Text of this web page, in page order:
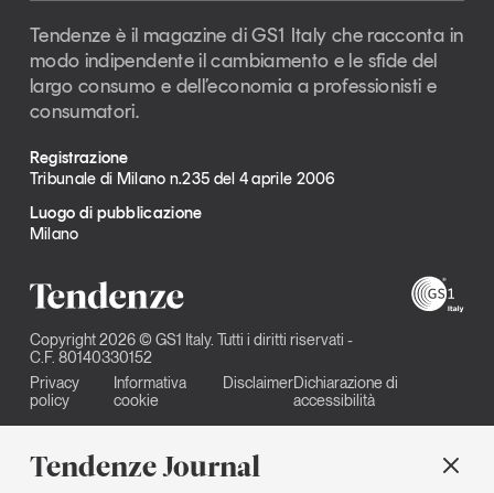
Tendenze Journal
Tendenze è il magazine di GS1 Italy che racconta in
modo indipendente il cambiamento e le sfide del
largo consumo e dell’economia a professionisti e
consumatori.
Registrazione
Tribunale di Milano n.235 del 4 aprile 2006
Luogo di pubblicazione
Milano
Copyright 2026 © GS1 Italy. Tutti i diritti riservati -
C.F. 80140330152
Privacy
policy
Informativa
cookie
DisclaimerDichiarazione di
accessibilità